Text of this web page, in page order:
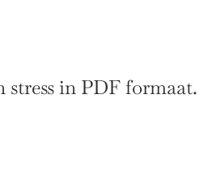
stress in PDF formaat.